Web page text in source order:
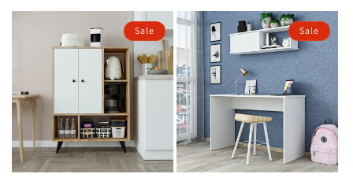
Sale Sale